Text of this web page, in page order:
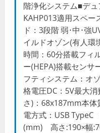
階浄化システム■デュ
KAHP013適用スペ
ド：3段階 弱･中･強
イルドオゾン(有人環
時間：60分搭載フィ
ー(HEPA)搭載センサ
フティシステム：オ
格電圧DC：5V最大
さ)：68x187mm本体
電方式：USB TypeC
(mm) 高さ:190×幅